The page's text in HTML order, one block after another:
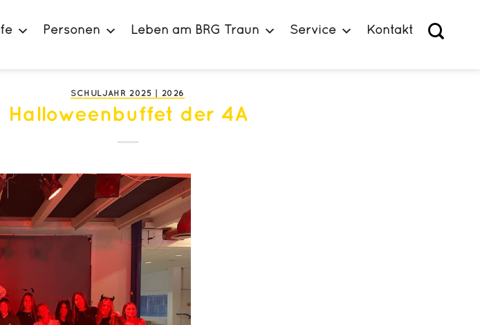
Personen Leben am BRG Traun Service Kontakt
SCHULJAHR 2025 | 2026
Halloweenbuffet der 4A